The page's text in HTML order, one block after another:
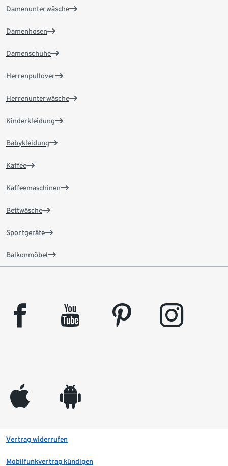
Damenunterwäsche
Damenhosen
Damenschuhe
Herrenpullover
Herrenunterwäsche
Kinderkleidung
Babykleidung
Kaffee
Kaffeemaschinen
Bettwäsche
Sportgeräte
Balkonmöbel
facebook youtube pinterest instagram
appleinc android
Vertrag widerrufen
Mobilfunkvertrag kündigen